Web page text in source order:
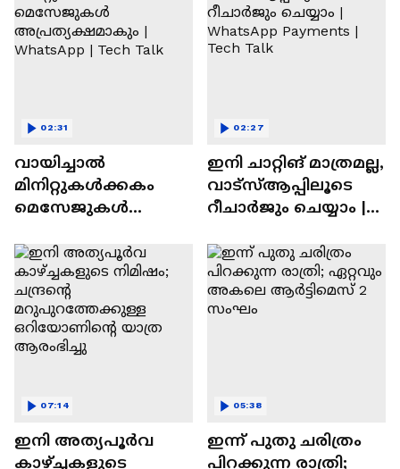
വായിച്ചാൽ
മിനിറ്റുകൾക്കകം
മെസേജുകള്‍
WhatsApp | Tech Talk
02:31
ഇനി ചാറ്റിങ് മാത്രമല്ല,
വാട്‌സ്‌ആപ്പിലൂടെ
റീചാർജും ചെയ്യാം |
Tech Talk
02:27
ഇനി അത്യപൂര്‍വ
കാഴ്ച്ചകളുടെ
07:14
ഇന്ന് പുതു ചരിത്രം
പിറക്കുന്ന രാത്രി;
05:38